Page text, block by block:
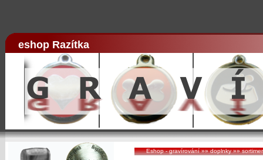
eshop Razítka
Eshop - gravírování»»doplnky»»